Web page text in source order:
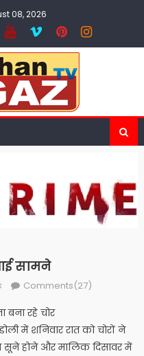
08, 2026
सामने
Comments(27)
बना रहे चोर
में शनिवार रात को चोरों ने
सूने होने और मालिक दिसावर में